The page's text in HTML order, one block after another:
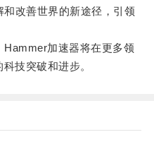
改善世界的新途径，引领
加速器将在更多领
技突破和进步。